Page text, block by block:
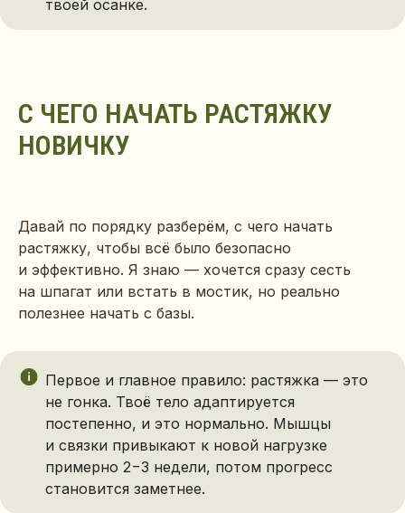
твоей осанке.
С ЧЕГО НАЧАТЬ РАСТЯЖКУ
НОВИЧКУ
Давай по порядку разберём, с чего начать
растяжку, чтобы всё было безопасно
и эффективно. Я знаю — хочется сразу сесть
на шпагат или встать в мостик, но реально
полезнее начать с базы.
Первое и главное правило: растяжка — это
не гонка. Твоё тело адаптируется
постепенно, и это нормально. Мышцы
и связки привыкают к новой нагрузке
примерно 2−3 недели, потом прогресс
становится заметнее.